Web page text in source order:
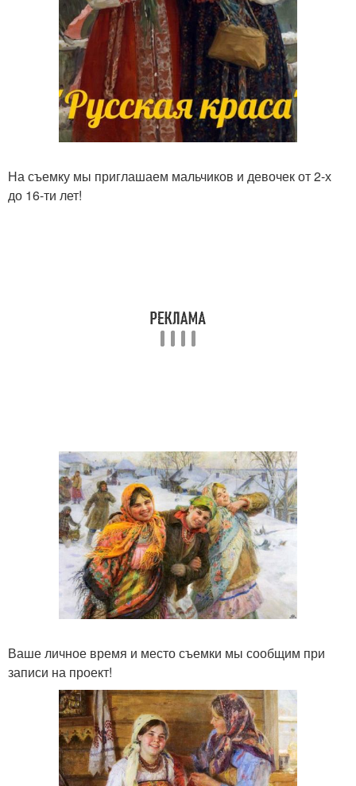
На съемку мы приглашаем мальчиков и девочек от 2-х
до 16-ти лет!
Ваше личное время и место съемки мы сообщим при
записи на проект!